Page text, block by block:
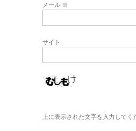
メール ※
サイト
上に表示された文字を入力してく